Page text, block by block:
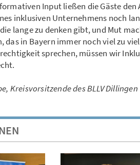
Input ließen die Gäste den
inklusiven Unternehmens noch
lange zu denken gibt, und Mut
das in Bayern immer noch viel zu
sprechen, müssen wir
Kreisvorsitzende des BLLV Dillingen